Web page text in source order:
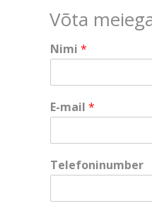
Võta
Nimi *
*
N
m
E
m
E-mail *
Telefoninumber